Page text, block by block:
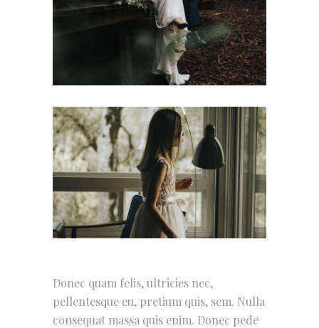
Donec quam felis, ultricies nec,
pellentesque eu, pretium quis, sem. Nulla
consequat massa quis enim. Donec pede